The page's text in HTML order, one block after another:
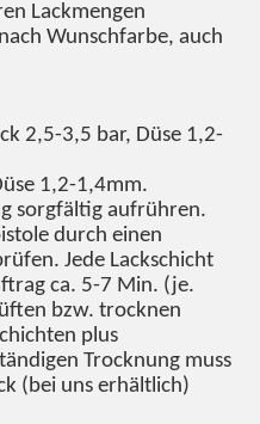
Lackmengen
Wunschfarbe, auch
2,5-3,5 bar, Düse 1,2-
1,2-1,4mm.
sorgfältig aufrühren.
durch einen
Jede Lackschicht
ca. 5-7 Min. (je.
bzw. trocknen
plus
Trocknung muss
(bei uns erhältlich)